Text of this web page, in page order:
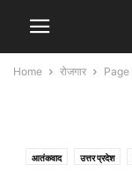
Home रोजगार Page
आतंकवाद उत्तर प्रदेश